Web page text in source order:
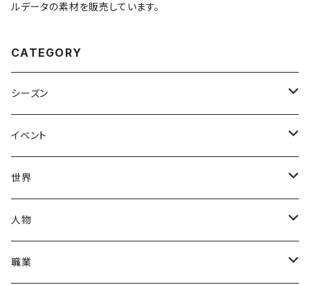
ルデータの素材を販売しています。
CATEGORY
シーズン
春
夏
秋
冬
イベント
出産・育児
母の日
中秋節
世界
ハワイアン
パリ
人物
赤ちゃん
職業